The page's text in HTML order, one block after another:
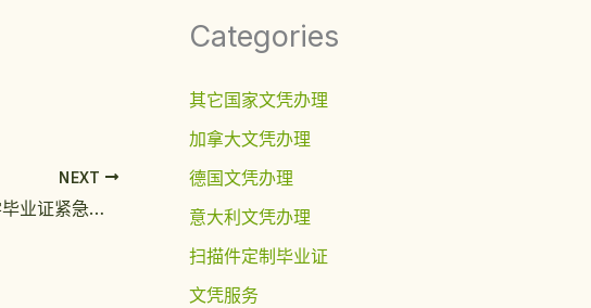
NEXT
毕业季来了急需一张杜伦大学毕业证紧急方案
Categories
其它国家文凭办理
加拿大文凭办理
德国文凭办理
意大利文凭办理
扫描件定制毕业证
文凭服务